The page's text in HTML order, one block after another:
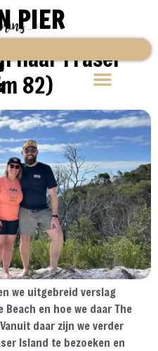
PIER
naar Fraser
82)
we uitgebreid verslag
en hoe we daar The
daar zijn we verder
Island te bezoeken en